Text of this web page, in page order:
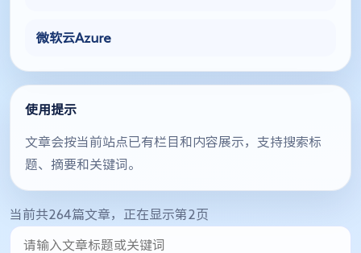
微软云Azure
使用提示
文章会按当前站点已有栏目和内容展示，支持搜索标
题、摘要和关键词。
当前共264篇文章，正在显示第2页